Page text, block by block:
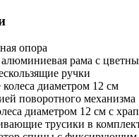
опора
алюминиевая рама с
ручки
колеса диаметром 12 см
поворотного механизма
диаметром 12 см с
трусики в